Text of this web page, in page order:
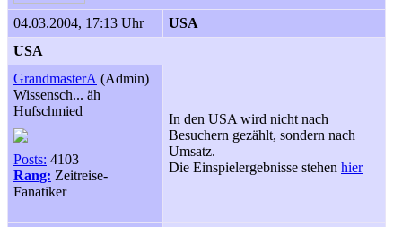
04.03.2004, 17:13 Uhr
USA
USA
GrandmasterA (Admin)
Wissensch... äh
Hufschmied
Posts: 4103
Rang: Zeitreise-
Fanatiker
In den USA wird nicht nach
Besuchern gezählt, sondern nach
Umsatz.
Die Einspielergebnisse stehen hier